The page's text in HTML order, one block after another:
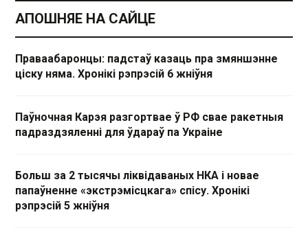
АПОШНЯЕ НА САЙЦЕ
Праваабаронцы: падстаў казаць пра змяншэнне
ціску няма. Хронікі рэпрэсій 6 жніўня
Паўночная Карэя разгортвае ў РФ свае ракетныя
падраздзяленні для ўдараў па Украіне
Больш за 2 тысячы ліквідаваных НКА і новае
папаўненне «экстрэмісцкага» спісу. Хронікі
рэпрэсій 5 жніўня